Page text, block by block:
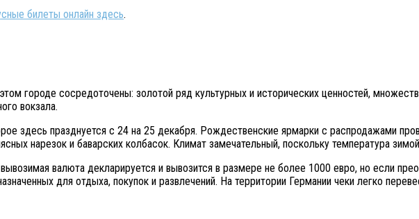
билеты онлайн здесь.
городе сосредоточены: золотой ряд культурных и исторических ценностей,
вокзала.
здесь празднуется с 24 на 25 декабря. Рождественские ярмарки с распродажами
нарезок и баварских колбасок. Климат замечательный, поскольку температура
валюта декларируется и вывозится в размере не более 1000 евро, но если
для отдыха, покупок и развлечений. На территории Германии чеки легко